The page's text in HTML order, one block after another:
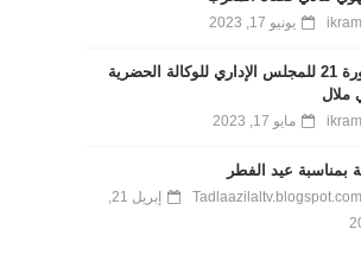
ikram يونيو 17, 2023
الدورة 21 للمجلس الإداري للوكالة الحضرية
ملال
ikram مايو 17, 2023
بمناسبة عيد الفطر
Tadlaazilaltv.blogspot.com
إبريل 21,